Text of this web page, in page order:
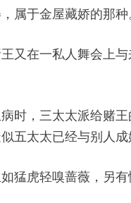
属于金屋藏娇的那种
又在一私人舞会上
时，三太太派给赌
五太太已经与别人成
猛虎轻嗅蔷薇，另有